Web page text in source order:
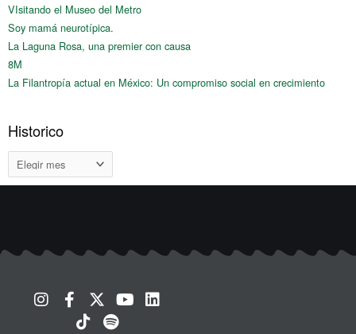
VIsitando el Museo del Metro
Soy mamá neurotípica.
La Laguna Rosa, una premier con causa
8M
La Filantropía actual en México: Un compromiso social en crecimiento
Historico
I
n
F
a
X
-
Y
o
L
i
T
i
k
S
p
o